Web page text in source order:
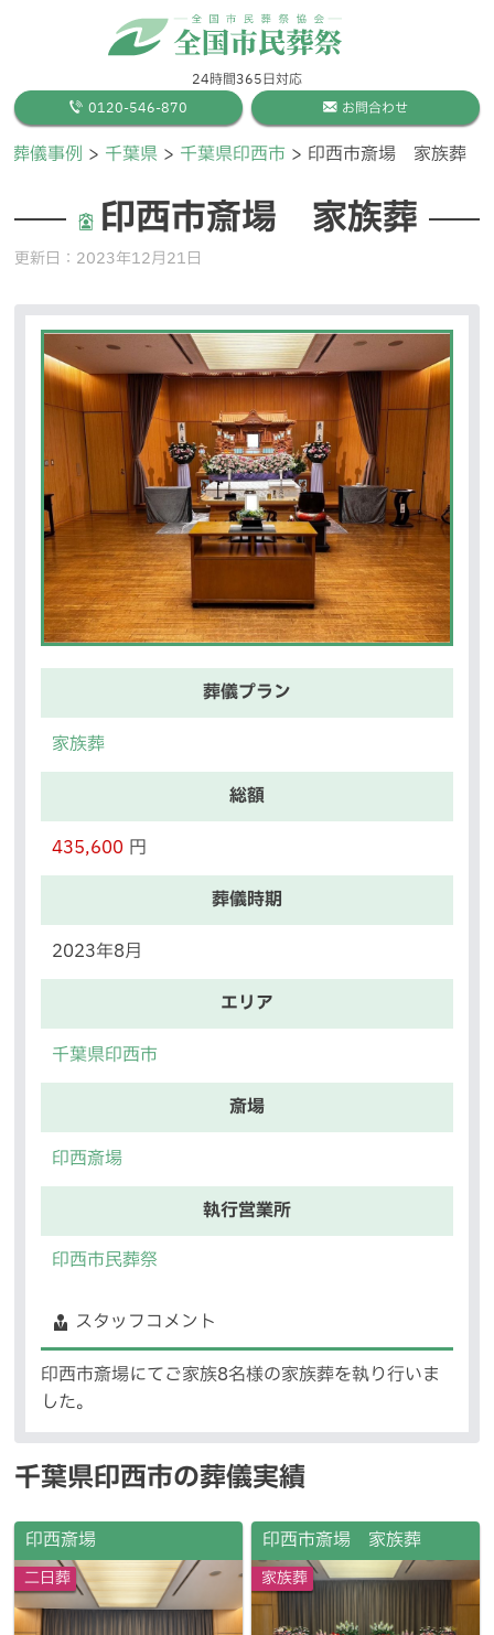
24時間365日対応
0120-546-870
お問合わせ
葬儀事例 千葉県 千葉県印西市 印西市斎場 家族葬
印西市斎場 家族葬
更新日： 2023年12月21日
葬儀プラン
家族葬
総額
435,600 円
葬儀時期
2023年8月
エリア
千葉県印西市
斎場
印西斎場
執行営業所
印西市民葬祭
スタッフコメント
印西市斎場にてご家族8名様の家族葬を執り行いま
した。
千葉県印西市の葬儀実績
印西斎場
二日葬
印西市斎場 家族葬
家族葬